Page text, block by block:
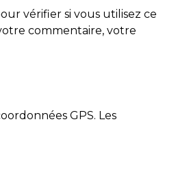
vérifier si vous utilisez ce
commentaire, votre
GPS. Les